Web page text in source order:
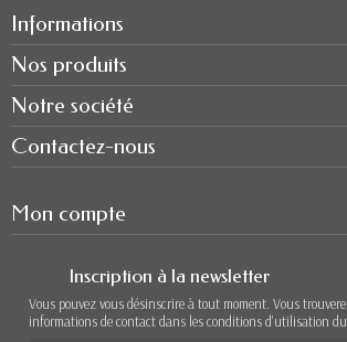
Informations
Nos produits
Notre société
Contactez-nous
Mon compte
Inscription à la newsletter
Vous pouvez vous désinscrire à tout moment. Vous
informations de contact dans les conditions d'utilisation du